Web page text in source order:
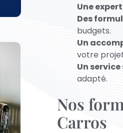
Une
Des
budgets.
Un
votre
Un
adapté.
Nos
Carros